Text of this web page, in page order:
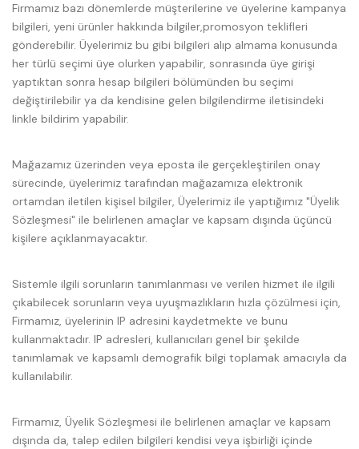
Firmamız bazı dönemlerde müşterilerine ve üyelerine kampanya
bilgileri, yeni ürünler hakkında bilgiler,promosyon teklifleri
gönderebilir. Üyelerimiz bu gibi bilgileri alıp almama konusunda
her türlü seçimi üye olurken yapabilir, sonrasında üye girişi
yaptıktan sonra hesap bilgileri bölümünden bu seçimi
değiştirilebilir ya da kendisine gelen bilgilendirme iletisindeki
linkle bildirim yapabilir.
Mağazamız üzerinden veya eposta ile gerçekleştirilen onay
sürecinde, üyelerimiz tarafından mağazamıza elektronik
ortamdan iletilen kişisel bilgiler, Üyelerimiz ile yaptığımız "Üyelik
Sözleşmesi" ile belirlenen amaçlar ve kapsam dışında üçüncü
kişilere açıklanmayacaktır.
Sistemle ilgili sorunların tanımlanması ve verilen hizmet ile ilgili
çıkabilecek sorunların veya uyuşmazlıkların hızla çözülmesi için,
Firmamız, üyelerinin IP adresini kaydetmekte ve bunu
kullanmaktadır. IP adresleri, kullanıcıları genel bir şekilde
tanımlamak ve kapsamlı demografik bilgi toplamak amacıyla da
kullanılabilir.
Firmamız, Üyelik Sözleşmesi ile belirlenen amaçlar ve kapsam
dışında da, talep edilen bilgileri kendisi veya işbirliği içinde